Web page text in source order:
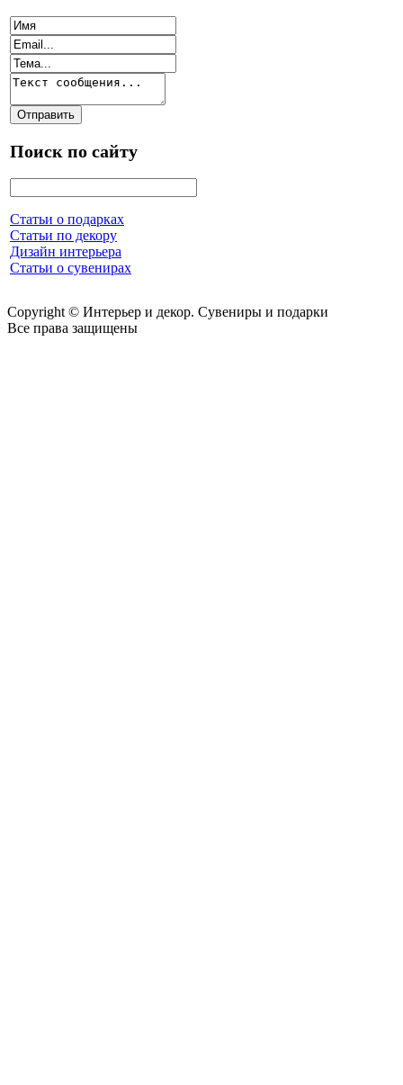
Поиск по сайту
Статьи о подарках
Статьи по декору
Дизайн интерьера
Статьи о сувенирах
Copyright © Интерьер и декор. Сувениры и подарки
Все права защищены